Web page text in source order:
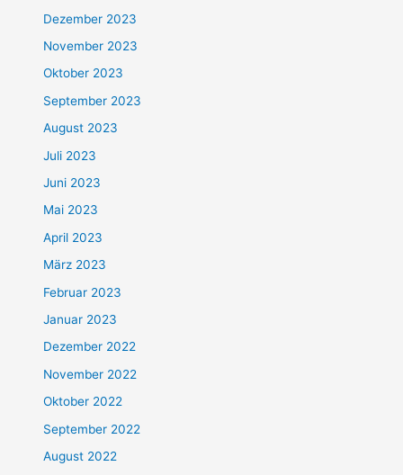
Dezember 2023
November 2023
Oktober 2023
September 2023
August 2023
Juli 2023
Juni 2023
Mai 2023
April 2023
März 2023
Februar 2023
Januar 2023
Dezember 2022
November 2022
Oktober 2022
September 2022
August 2022